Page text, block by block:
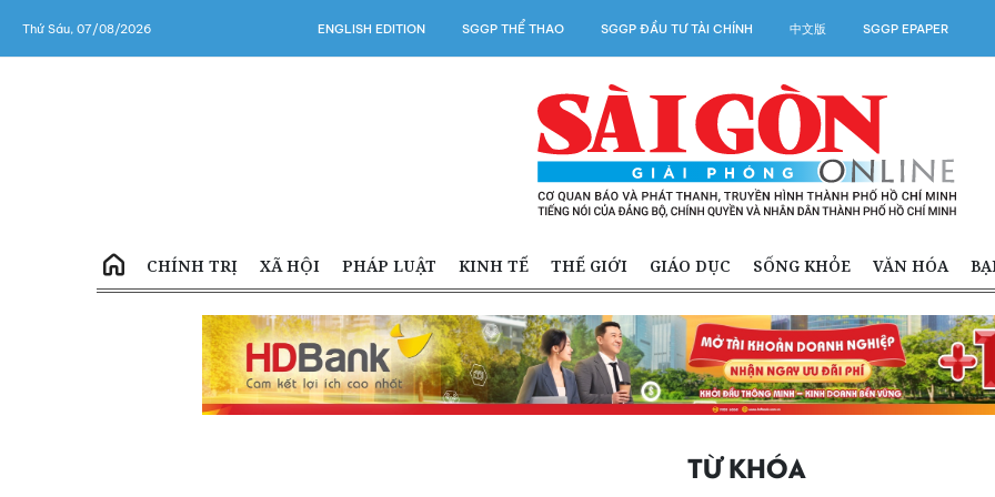
Thứ Sáu, 07/08/2026 ENGLISH EDITION SGGP THỂ THAO SGGP ĐẦU TƯ TÀI CHÍNH 中文版 SGGP EPAPER
CHÍNH TRỊ XÃ HỘI PHÁP LUẬT KINH TẾ THẾ GIỚI GIÁO DỤC SỐNG KHỎE VĂN HÓA
TỪ KHÓA